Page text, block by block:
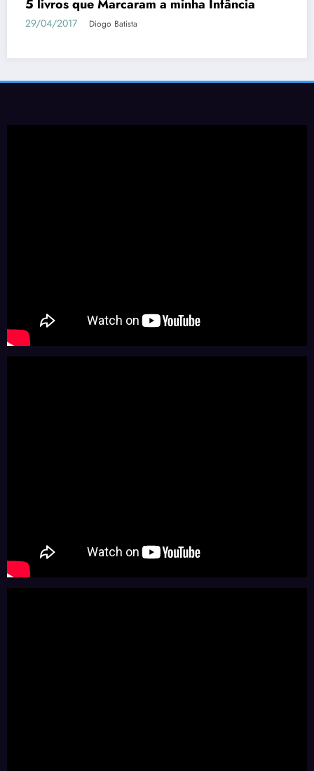
Tudo o que Você Precisa Saber sobre
Berserk